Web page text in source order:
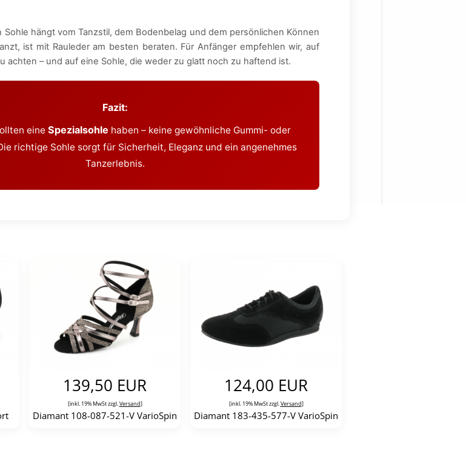
Sohle hängt vom Tanzstil, dem Bodenbelag und dem persönlichen Können
ist mit Rauleder am besten beraten. Für Anfänger empfehlen wir, auf
achten – und auf eine Sohle, die weder zu glatt noch zu haftend ist.
Fazit:
eine Spezialsohle haben – keine gewöhnliche Gummi- oder
richtige Sohle sorgt für Sicherheit, Eleganz und ein angenehmes
Tanzerlebnis.
139,50 EUR
[inkl. 19% MwSt zzgl. Versand]
Diamant 108-087-521-V VarioSpin
124,00 EUR
[inkl. 19% MwSt zzgl. Versand]
Diamant 183-435-577-V VarioSpin